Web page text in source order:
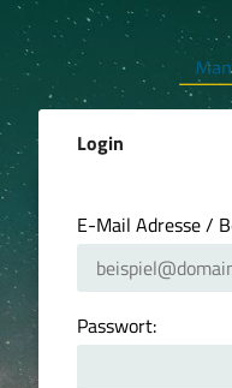
Login
E-Mail Adresse /
Passwort: